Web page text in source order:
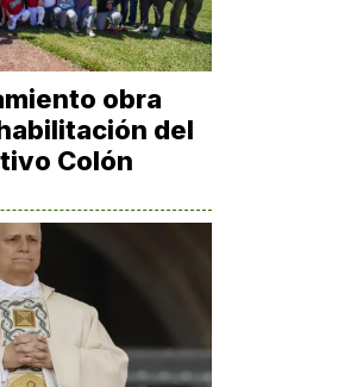
obra
del
Colón